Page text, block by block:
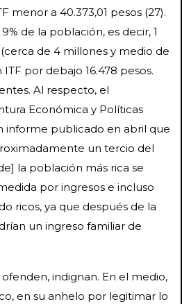
menor a 40.373,01 pesos (27).
de la población, es decir, 1
de 4 millones y medio de
por debajo 16.478 pesos.
Al respecto, el
Económica y Políticas
informe publicado en abril que
un tercio del
la población más rica se
por ingresos e incluso
ricos, ya que después de la
un ingreso familiar de
indignan. En el medio,
en su anhelo por legitimar lo